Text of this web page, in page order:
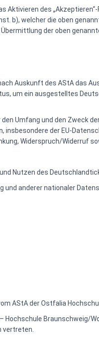
Aktivieren des
b), welcher die oben
Übermittlung der oben
Auskunft des AStA das
um ein ausgestelltes
Umfang und den Zweck
der EU-
Widerspruch/Widerruf
Nutzen des
und anderer nationaler
AStA der Ostfalia
Hochschule Braunschweig/
vertreten.